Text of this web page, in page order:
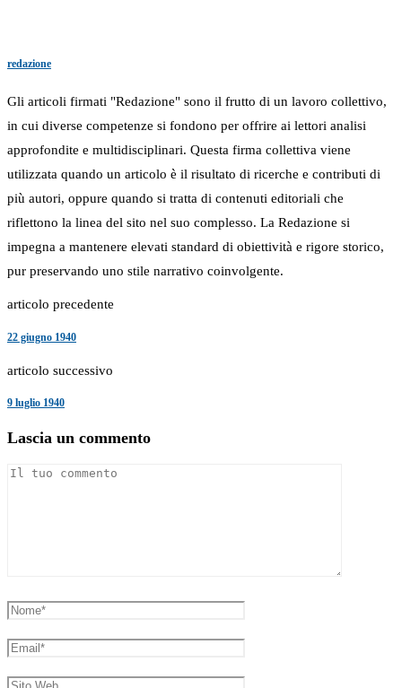
redazione
Gli articoli firmati "Redazione" sono il frutto di un lavoro collettivo,
in cui diverse competenze si fondono per offrire ai lettori analisi
approfondite e multidisciplinari. Questa firma collettiva viene
utilizzata quando un articolo è il risultato di ricerche e contributi di
più autori, oppure quando si tratta di contenuti editoriali che
riflettono la linea del sito nel suo complesso. La Redazione si
impegna a mantenere elevati standard di obiettività e rigore storico,
pur preservando uno stile narrativo coinvolgente.
articolo precedente
22 giugno 1940
articolo successivo
9 luglio 1940
Lascia un commento